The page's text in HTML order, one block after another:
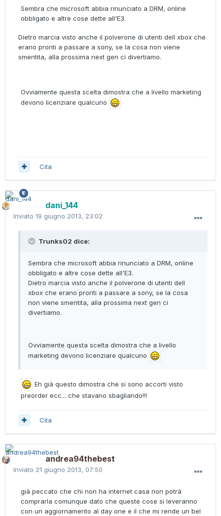
Sembra che microsoft abbia rinunciato a DRM, online
obbligato e altre cose dette all'E3.
Dietro marcia visto anche il polverone di utenti dell xbox che
erano pronti a passare a sony, se la cosa non viene
smentita, alla prossima next gen ci divertiamo.
Ovviamente questa scelta dimostra che a livello marketing
devono licenziare qualcuno
Cita
dani_144
Inviato 19 giugno 2013, 23:02
Trunks02 dice:
Sembra che microsoft abbia rinunciato a DRM, online
obbligato e altre cose dette all'E3.
Dietro marcia visto anche il polverone di utenti dell
xbox che erano pronti a passare a sony, se la cosa
non viene smentita, alla prossima next gen ci
divertiamo.
Ovviamente questa scelta dimostra che a livello
marketing devono licenziare qualcuno
Eh già questo dimostra che si sono accorti visto
preorder ecc... che stavano sbagliando!!!
Cita
andrea94thebest
Inviato 21 giugno 2013, 07:50
già peccato che chi non ha internet casa non potrà
comprarla comunque dato che queste cose si leveranno
con un aggiornamento al day one e il che mi rende un bel